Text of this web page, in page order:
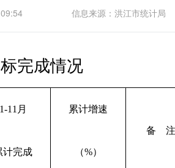
信息来源：洪江市统计局
完成情况
1-11月
计完成
累计增速
（%）
备 注